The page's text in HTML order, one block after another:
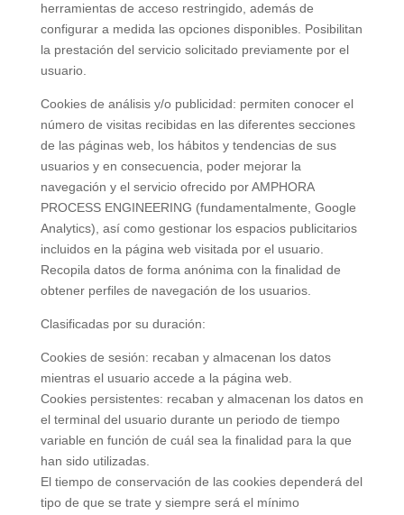
herramientas de acceso restringido, además de
configurar a medida las opciones disponibles. Posibilitan
la prestación del servicio solicitado previamente por el
usuario.
Cookies de análisis y/o publicidad: permiten conocer el
número de visitas recibidas en las diferentes secciones
de las páginas web, los hábitos y tendencias de sus
usuarios y en consecuencia, poder mejorar la
navegación y el servicio ofrecido por AMPHORA
PROCESS ENGINEERING (fundamentalmente, Google
Analytics), así como gestionar los espacios publicitarios
incluidos en la página web visitada por el usuario.
Recopila datos de forma anónima con la finalidad de
obtener perfiles de navegación de los usuarios.
Clasificadas por su duración:
Cookies de sesión: recaban y almacenan los datos
mientras el usuario accede a la página web.
Cookies persistentes: recaban y almacenan los datos en
el terminal del usuario durante un periodo de tiempo
variable en función de cuál sea la finalidad para la que
han sido utilizadas.
El tiempo de conservación de las cookies dependerá del
tipo de que se trate y siempre será el mínimo